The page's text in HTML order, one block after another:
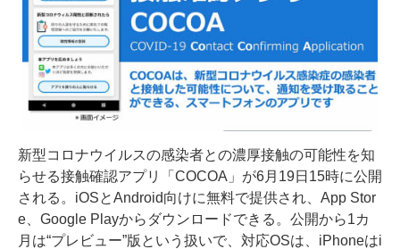
新型コロナウイルスの感染者との濃厚接触の可能性を知
らせる接触確認アプリ「COCOA」が6月19日15時に公開
される。iOSとAndroid向けに無料で提供され、App Stor
e、Google Playからダウンロードできる。公開から1カ
月は“プレビュー”版という扱いで、対応OSは、iPhoneはi